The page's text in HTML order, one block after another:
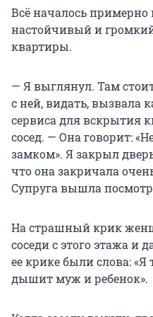
Всё началось примерно
настойчивый и
квартиры.
— Я выглянул. Там
с ней, видать, вызвала
сервиса для вскрытия
сосед. — Она говорит:
замком». Я закрыл
что она закричала
Супруга вышла
На страшный крик
соседи с этого этажа и
ее крике были слова: «Я
дышит муж и ребенок».